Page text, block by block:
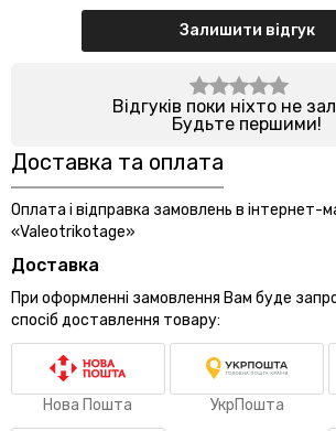
Залишити відгук
Відгуків поки ніхто не
Будьте першими!
Доставка та оплата
Оплата і відправка замовлень в інтернет-
«Valeotrikotage»
Доставка
При оформленні замовлення Вам буде
спосіб доставлення товару:
Нова Пошта УкрПошта